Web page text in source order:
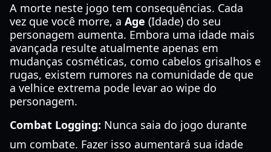
A morte neste jogo tem consequências. Cada
vez que você morre, a Age (Idade) do seu
personagem aumenta. Embora uma idade mais
avançada resulte atualmente apenas em
mudanças cosméticas, como cabelos grisalhos e
rugas, existem rumores na comunidade de que
a velhice extrema pode levar ao wipe do
personagem.
Combat Logging: Nunca saia do jogo durante
um combate. Fazer isso aumentará sua idade